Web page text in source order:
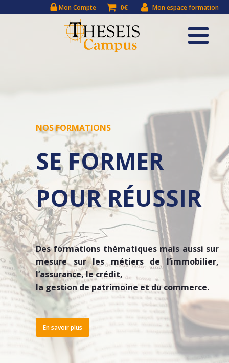
Mon Compte 0€ Mon espace formation
NOS FORMATIONS
SE FORMER
POUR RÉUSSIR
Des formations thématiques mais aussi sur
mesure sur les métiers de l’immobilier,
l’assurance, le crédit,
la gestion de patrimoine et du commerce.
En savoir plus